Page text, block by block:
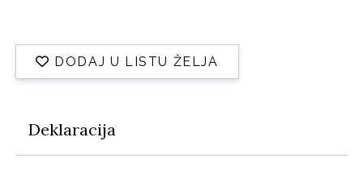
DODAJ U LISTU ŽELJA
Deklaracija